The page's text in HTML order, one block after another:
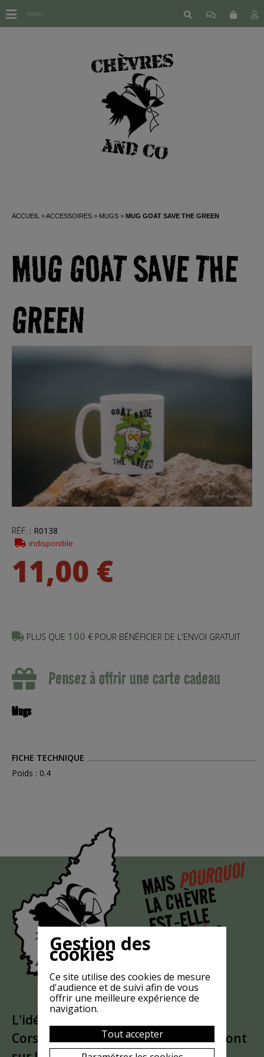
ACCUEIL ACCESSOIRES MUGS MUG GOAT SAVE THE GREEN
MUG GOAT SAVE THE
GREEN
RÉF. : R0138
indisponible
11,00 €
PLUS QUE 100 € POUR BÉNÉFICIER DE L'ENVOI GRATUIT
Pensez à offrir une carte cadeau
Mugs
FICHE TECHNIQUE
Poids : 0.4
MAISPOURQUOI
LA CHÈVRE
EST-ELLE
MASQUÉE?
L'idée est partie d'un
Corse. Puis le bandeau a glissé du front
MENU
Gestion des
cookies
Ce site utilise des cookies de mesure
d'audience et de suivi afin de vous
offrir une meilleure expérience de
navigation.
Tout accepter